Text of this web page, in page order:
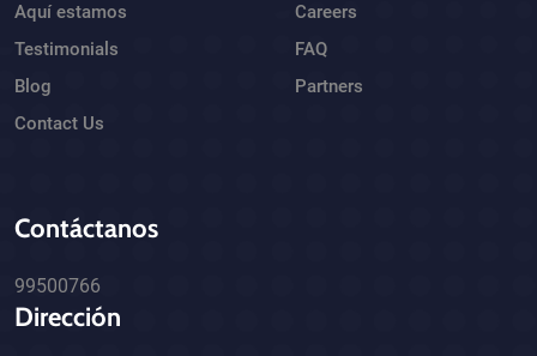
Aquí estamos
Testimonials
Blog
Contact Us
Careers
FAQ
Partners
Contáctanos
99500766
Dirección